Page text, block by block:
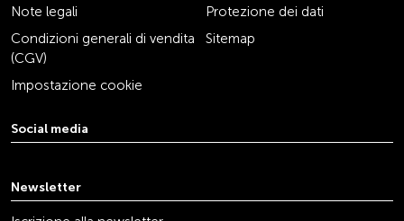
Note legali
Protezione dei dati
Condizioni generali di vendita
(CGV)
Sitemap
Impostazione cookie
Social media
Newsletter